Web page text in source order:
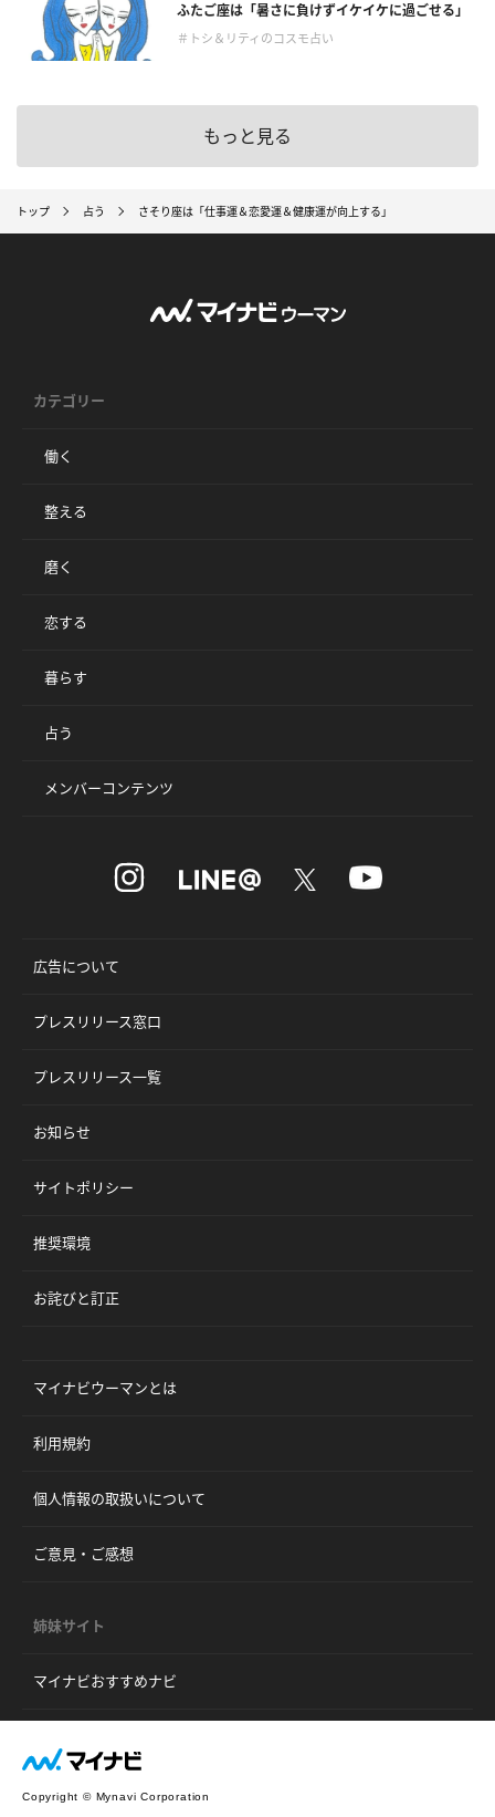
ふたご座は「暑さに負けずイケイケに過ごせる」
＃トシ＆リティのコスモ占い
もっと見る
トップ 占う さそり座は「仕事運＆恋愛運＆健康運が向上する」
カテゴリー
働く
整える
磨く
恋する
暮らす
占う
メンバーコンテンツ
広告について
プレスリリース窓口
プレスリリース一覧
お知らせ
サイトポリシー
推奨環境
お詫びと訂正
マイナビウーマンとは
利用規約
個人情報の取扱いについて
ご意見・ご感想
姉妹サイト
マイナビおすすめナビ
Copyright © Mynavi Corporation